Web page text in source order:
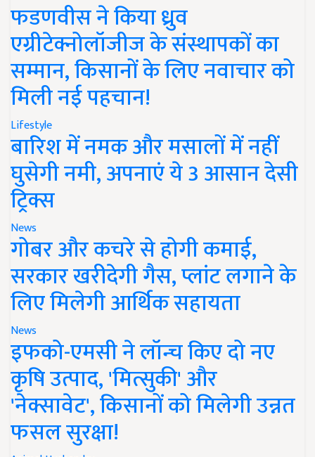
फडणवीस ने किया ध्रुव
एग्रीटेक्नोलॉजीज के संस्थापकों का
सम्मान, किसानों के लिए नवाचार को
मिली नई पहचान!
Lifestyle
बारिश में नमक और मसालों में नहीं
घुसेगी नमी, अपनाएं ये 3 आसान देसी
ट्रिक्स
News
गोबर और कचरे से होगी कमाई,
सरकार खरीदेगी गैस, प्लांट लगाने के
लिए मिलेगी आर्थिक सहायता
News
इफको-एमसी ने लॉन्च किए दो नए
कृषि उत्पाद, 'मित्सुकी' और
'नेक्सावेट', किसानों को मिलेगी उन्नत
फसल सुरक्षा!